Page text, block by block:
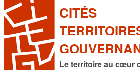
CITÉS
Le territoire au cœur